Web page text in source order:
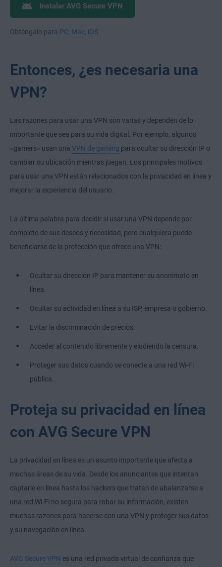
Instalar AVG Secure VPN
Obténgalo para PC Mac iOS
Entonces, ¿es necesaria una
VPN?
Las razones para usar una VPN son varias y dependen de lo
importante que sea para su vida digital. Por ejemplo, algunos
«gamers» usan una VPN de gaming para ocultar su dirección IP o
cambiar su ubicación mientras juegan. Los principales motivos
para usar una VPN están relacionados con la privacidad en línea y
mejorar la experiencia del usuario.
La última palabra para decidir si usar una VPN depende por
completo de sus deseos y necesidad, pero cualquiera puede
beneficiarse de la protección que ofrece una VPN:
Ocultar su dirección IP para mantener su anonimato en
línea.
Ocultar su actividad en línea a su ISP, empresa o gobierno.
Evitar la discriminación de precios.
Acceder al contenido libremente y eludiendo la censura.
Proteger sus datos cuando se conecte a una red Wi-Fi
pública.
Proteja su privacidad en línea
con AVG Secure VPN
La privacidad en línea es un asunto importante que afecta a
muchas áreas de su vida. Desde los anunciantes que intentan
captarle en línea hasta los hackers que tratan de abalanzarse a
una red Wi-Fi no segura para robar su información, existen
muchas razones para hacerse con una VPN y proteger sus datos
y su navegación en línea.
AVG Secure VPN es una red privada virtual de confianza que